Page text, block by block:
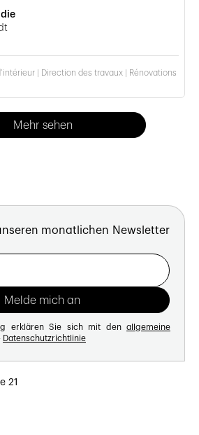
| Direction des travaux | Rénovations
Mehr sehen
monatlichen Newsletter
erklären Sie sich mit den allgemeine
Datenschutzrichtlinie
21